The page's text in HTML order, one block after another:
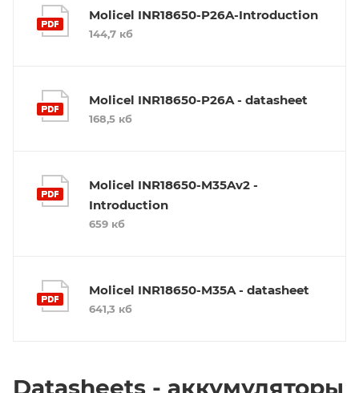
Molicel INR18650-P26A-Introduction
144,7 кб
Molicel INR18650-P26A - datasheet
168,5 кб
Molicel INR18650-M35Av2 -
Introduction
659 кб
Molicel INR18650-M35A - datasheet
641,3 кб
Datasheets - аккумуляторы